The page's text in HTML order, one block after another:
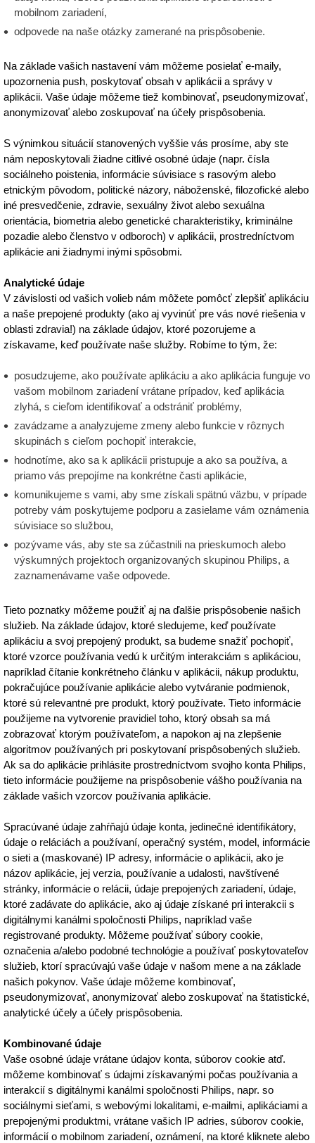
mobilnom zariadení,
odpovede na naše otázky zamerané na prispôsobenie.
Na základe vašich nastavení vám môžeme posielať e-maily,
upozornenia push, poskytovať obsah v aplikácii a správy v
aplikácii. Vaše údaje môžeme tiež kombinovať, pseudonymizovať,
anonymizovať alebo zoskupovať na účely prispôsobenia.
S výnimkou situácií stanovených vyššie vás prosíme, aby ste
nám neposkytovali žiadne citlivé osobné údaje (napr. čísla
sociálneho poistenia, informácie súvisiace s rasovým alebo
etnickým pôvodom, politické názory, náboženské, filozofické alebo
iné presvedčenie, zdravie, sexuálny život alebo sexuálna
orientácia, biometria alebo genetické charakteristiky, kriminálne
pozadie alebo členstvo v odboroch) v aplikácii, prostredníctvom
aplikácie ani žiadnymi inými spôsobmi.
Analytické údaje
V závislosti od vašich volieb nám môžete pomôcť zlepšiť aplikáciu
a naše prepojené produkty (ako aj vyvinúť pre vás nové riešenia v
oblasti zdravia!) na základe údajov, ktoré pozorujeme a
získavame, keď používate naše služby. Robíme to tým, že:
posudzujeme, ako používate aplikáciu a ako aplikácia funguje vo
vašom mobilnom zariadení vrátane prípadov, keď aplikácia
zlyhá, s cieľom identifikovať a odstrániť problémy,
zavádzame a analyzujeme zmeny alebo funkcie v rôznych
skupinách s cieľom pochopiť interakcie,
hodnotíme, ako sa k aplikácii pristupuje a ako sa používa, a
priamo vás prepojíme na konkrétne časti aplikácie,
komunikujeme s vami, aby sme získali spätnú väzbu, v prípade
potreby vám poskytujeme podporu a zasielame vám oznámenia
súvisiace so službou,
pozývame vás, aby ste sa zúčastnili na prieskumoch alebo
výskumných projektoch organizovaných skupinou Philips, a
zaznamenávame vaše odpovede.
Tieto poznatky môžeme použiť aj na ďalšie prispôsobenie našich
služieb. Na základe údajov, ktoré sledujeme, keď používate
aplikáciu a svoj prepojený produkt, sa budeme snažiť pochopiť,
ktoré vzorce používania vedú k určitým interakciám s aplikáciou,
napríklad čítanie konkrétneho článku v aplikácii, nákup produktu,
pokračujúce používanie aplikácie alebo vytváranie podmienok,
ktoré sú relevantné pre produkt, ktorý používate. Tieto informácie
použijeme na vytvorenie pravidiel toho, ktorý obsah sa má
zobrazovať ktorým používateľom, a napokon aj na zlepšenie
algoritmov používaných pri poskytovaní prispôsobených služieb.
Ak sa do aplikácie prihlásite prostredníctvom svojho konta Philips,
tieto informácie použijeme na prispôsobenie vášho používania na
základe vašich vzorcov používania aplikácie.
Spracúvané údaje zahŕňajú údaje konta, jedinečné identifikátory,
údaje o reláciách a používaní, operačný systém, model, informácie
o sieti a (maskované) IP adresy, informácie o aplikácii, ako je
názov aplikácie, jej verzia, používanie a udalosti, navštívené
stránky, informácie o relácii, údaje prepojených zariadení, údaje,
ktoré zadávate do aplikácie, ako aj údaje získané pri interakcii s
digitálnymi kanálmi spoločnosti Philips, napríklad vaše
registrované produkty. Môžeme používať súbory cookie,
označenia a/alebo podobné technológie a používať poskytovateľov
služieb, ktorí spracúvajú vaše údaje v našom mene a na základe
našich pokynov. Vaše údaje môžeme kombinovať,
pseudonymizovať, anonymizovať alebo zoskupovať na štatistické,
analytické účely a účely prispôsobenia.
Kombinované údaje
Vaše osobné údaje vrátane údajov konta, súborov cookie atď.
môžeme kombinovať s údajmi získavanými počas používania a
interakcií s digitálnymi kanálmi spoločnosti Philips, napr. so
sociálnymi sieťami, s webovými lokalitami, e-mailmi, aplikáciami a
prepojenými produktmi, vrátane vašich IP adries, súborov cookie,
informácií o mobilnom zariadení, oznámení, na ktoré kliknete alebo